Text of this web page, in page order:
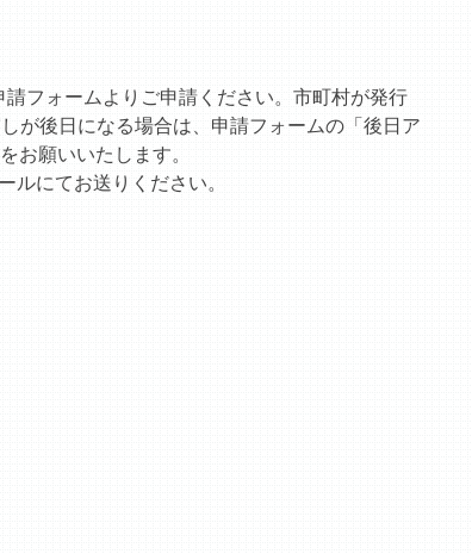
フォームよりご申請ください。市町村が発行
が後日になる場合は、申請フォームの「後日ア
お願いいたします。
にてお送りください。